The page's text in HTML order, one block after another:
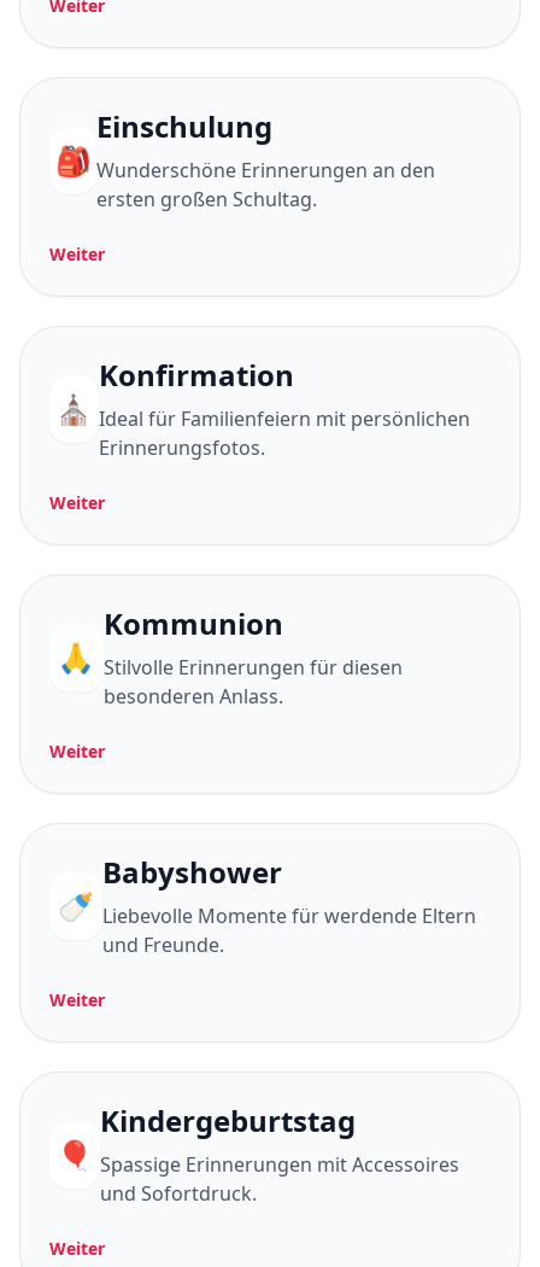
Weiter
🎒
Einschulung
Wunderschöne Erinnerungen an den
ersten großen Schultag.
Weiter
⛪
Konfirmation
Ideal für Familienfeiern mit persönlichen
Erinnerungsfotos.
Weiter
🙏
Kommunion
Stilvolle Erinnerungen für diesen
besonderen Anlass.
Weiter
🍼
Babyshower
Liebevolle Momente für werdende Eltern
und Freunde.
Weiter
🎈
Kindergeburtstag
Spassige Erinnerungen mit Accessoires
und Sofortdruck.
Weiter